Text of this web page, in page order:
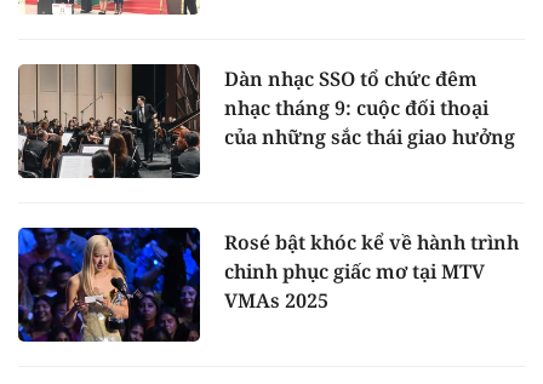
Dàn nhạc SSO tổ chức đêm
nhạc tháng 9: cuộc đối thoại
của những sắc thái giao hưởng
Rosé bật khóc kể về hành trình
chinh phục giấc mơ tại MTV
VMAs 2025